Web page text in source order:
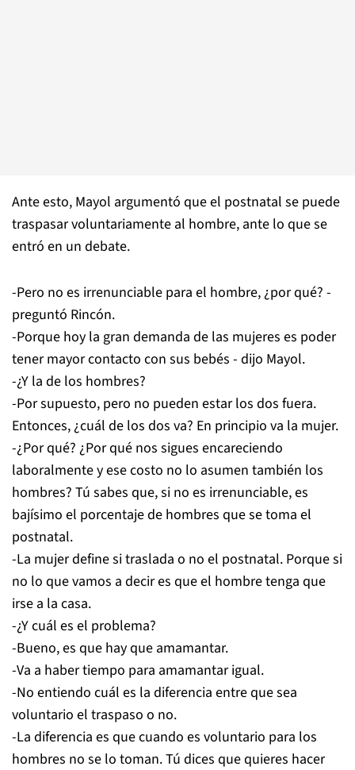
Ante esto, Mayol argumentó que el postnatal se puede
traspasar voluntariamente al hombre, ante lo que se
entró en un debate.
-Pero no es irrenunciable para el hombre, ¿por qué? -
preguntó Rincón.
-Porque hoy la gran demanda de las mujeres es poder
tener mayor contacto con sus bebés - dijo Mayol.
-¿Y la de los hombres?
-Por supuesto, pero no pueden estar los dos fuera.
Entonces, ¿cuál de los dos va? En principio va la mujer.
-¿Por qué? ¿Por qué nos sigues encareciendo
laboralmente y ese costo no lo asumen también los
hombres? Tú sabes que, si no es irrenunciable, es
bajísimo el porcentaje de hombres que se toma el
postnatal.
-La mujer define si traslada o no el postnatal. Porque si
no lo que vamos a decir es que el hombre tenga que
irse a la casa.
-¿Y cuál es el problema?
-Bueno, es que hay que amamantar.
-Va a haber tiempo para amamantar igual.
-No entiendo cuál es la diferencia entre que sea
voluntario el traspaso o no.
-La diferencia es que cuando es voluntario para los
hombres no se lo toman. Tú dices que quieres hacer